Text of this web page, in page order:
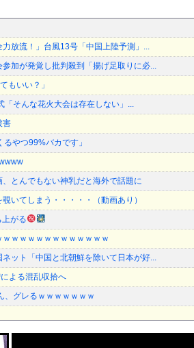
放流！」台風13号「中国上陸予測」...
加が発覚し批判殺到「揚げ足取りに必...
もいい？」
「そんな花火大会は存在しない」...
害
やつ99%バカです」
とんでもない神乳だと海外で話題に
いてしまう・・・・・（動画あり）
上がる
ｗｗｗｗｗｗｗｗｗｗｗｗ
ット「中国と北朝鮮を除いて日本が好...
よる混乱収拾へ
、グレるｗｗｗｗｗｗｗ
と不満を言うがに非常に競争力がある...